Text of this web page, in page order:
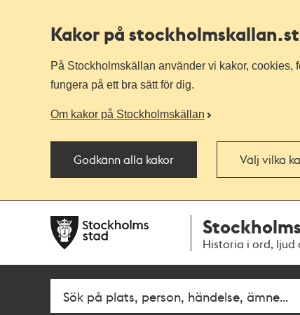
Kakor på stockholmskallan
På Stockholmskällan använder vi kakor, cookies,
fungera på ett bra sätt för dig.
Om kakor på Stockholmskällan
Godkänn alla kakor Välj vilka
navigationen
huvudinnehållet
Historia i ord, ljud
Fritextsök